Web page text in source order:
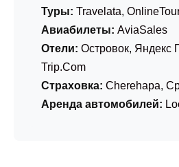
Туры: Travelata,
Авиабилеты: AviaSales
Отели: Островок, Яндекс
Trip.Com
Страховка: Cherehapa,
Аренда автомобилей: